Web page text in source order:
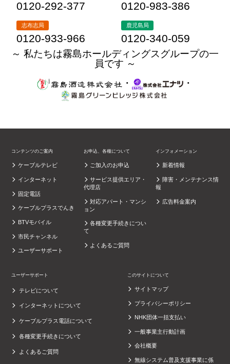
0120-292-377 0120-983-386
志布志局
0120-933-966
鹿児島局
0120-340-059
～ 私たちは霧島ホールディングスグループの一
員です ～
・
・
コンテンツのご案内
ケーブルテレビ
インターネット
固定電話
ケーブルプラスでんき
BTVモバイル
市民チャンネル
ユーザーサポート
お申込、各種について
ご加入のお申込
サービス提供エリア・
代理店
対応アパート・マンシ
ョン
各種変更手続きについ
て
よくあるご質問
インフォメーション
新着情報
障害・メンテナンス情
報
広告料金案内
ユーザーサポート
テレビについて
インターネットについて
ケーブルプラス電話について
各種変更手続きについて
よくあるご質問
このサイトについて
サイトマップ
プライバシーポリシー
NHK団体一括支払い
一般事業主行動計画
会社概要
無線システム普及支援事業に係